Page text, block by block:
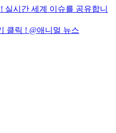
실시간 세계 이슈를 공유합니
클릭 ! @애니멀 뉴스